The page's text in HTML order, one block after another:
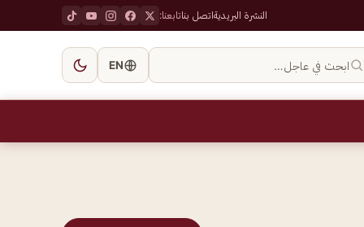
النشرة البريديةاتصل بناتابعنا:
ابحث في عاجل… EN